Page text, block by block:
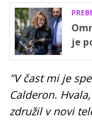
je
"V čast mi je
Calderon.
združil v novi